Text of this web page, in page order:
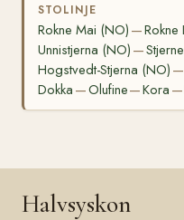
STOLINJE
Rokne Mai (NO) —Rokne
Unnistjerna (NO) —
Hogstvedt-Stjerna (NO) —
Dokka —Olufine—Kora —
Halvsyskon